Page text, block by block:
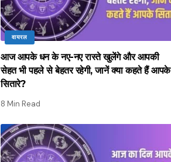
वायरल
आज आपके धन के नए-नए रास्ते खुलेंगे और आपकी
सेहत भी पहले से बेहतर रहेगी, जानें क्या कहते हैं आपके
सितारे?
8 Min Read